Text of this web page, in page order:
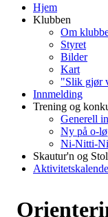
Hjem
Klubben
Om
Styret
Bilder
Kart
"Slik gjør
Innmelding
Trening og
Generell
Ny på o-
Ni-Nitti-
Skautur'n og